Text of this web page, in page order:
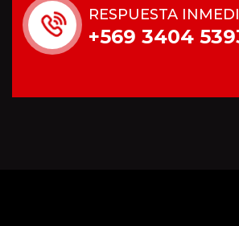
RESPUESTA
+569 3404